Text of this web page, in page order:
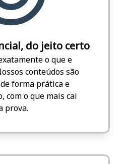
do jeito certo
o que e
conteúdos são
forma prática e
com o que mais cai
prova.